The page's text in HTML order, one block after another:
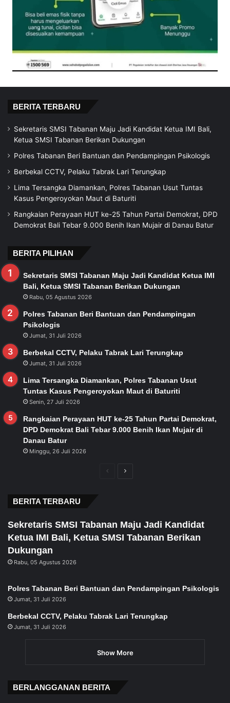
BERITA TERBARU
Sekretaris SMSI Tabanan Maju Jadi Kandidat Ketua IMI Bali,
Ketua SMSI Tabanan Berikan Dukungan
Polres Tabanan Beri Bantuan dan Pendampingan Psikologis
Berbekal CCTV, Pelaku Tabrak Lari Terungkap
Lima Tersangka Diamankan, Polres Tabanan Usut Tuntas
Kasus Pengeroyokan Maut di Baturiti
Rangkaian Perayaan HUT ke-25 Tahun Partai Demokrat, DPD
Demokrat Bali Tebar 9.000 Benih Ikan Mujair di Danau Batur
BERITA PILIHAN
Sekretaris SMSI Tabanan Maju Jadi Kandidat Ketua IMI
Bali, Ketua SMSI Tabanan Berikan Dukungan
Rabu, 05 Agustus 2026
Polres Tabanan Beri Bantuan dan Pendampingan
Psikologis
Jumat, 31 Juli 2026
Berbekal CCTV, Pelaku Tabrak Lari Terungkap
Jumat, 31 Juli 2026
Lima Tersangka Diamankan, Polres Tabanan Usut
Tuntas Kasus Pengeroyokan Maut di Baturiti
Senin, 27 Juli 2026
Rangkaian Perayaan HUT ke-25 Tahun Partai Demokrat,
DPD Demokrat Bali Tebar 9.000 Benih Ikan Mujair di
Danau Batur
Minggu, 26 Juli 2026
PreviousNext
BERITA TERBARU
Sekretaris SMSI Tabanan Maju Jadi Kandidat
Ketua IMI Bali, Ketua SMSI Tabanan Berikan
Dukungan
Rabu, 05 Agustus 2026
Polres Tabanan Beri Bantuan dan Pendampingan Psikologis
Jumat, 31 Juli 2026
Berbekal CCTV, Pelaku Tabrak Lari Terungkap
Jumat, 31 Juli 2026
Show More
BERLANGGANAN BERITA